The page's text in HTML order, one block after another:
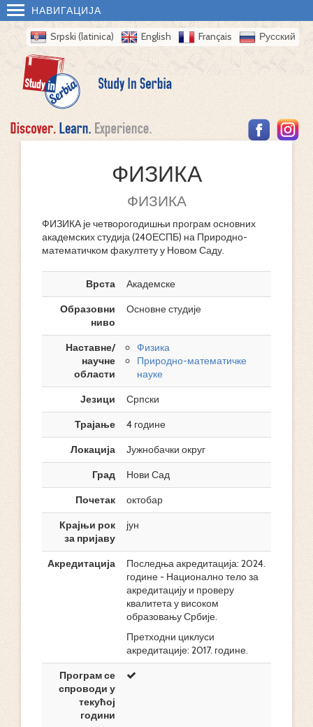
НАВИГАЦИЈА
Srpski (latinica) English Français Русский
ФИЗИКА
ФИЗИКА
ФИЗИКА је четворогодишњи програм основних
академских студија (240ЕСПБ) на Природно-
математичком факултету у Новом Саду.
Врста
Академске
Образовни
ниво
Основне студије
Наставне/
научне
области
Физика
Природно-математичке
науке
Језици
Српски
Трајање
4 године
Локација
Јужнобачки округ
Град
Нови Сад
Почетак
октобар
Крајњи рок
за пријаву
јун
Акредитација
Последња акредитација: 2024.
године - Национално тело за
акредитацију и проверу
квалитета у високом
образовању Србије.
Претходни циклуси
акредитације: 2017. године.
Програм се
спроводи у
текућој
години